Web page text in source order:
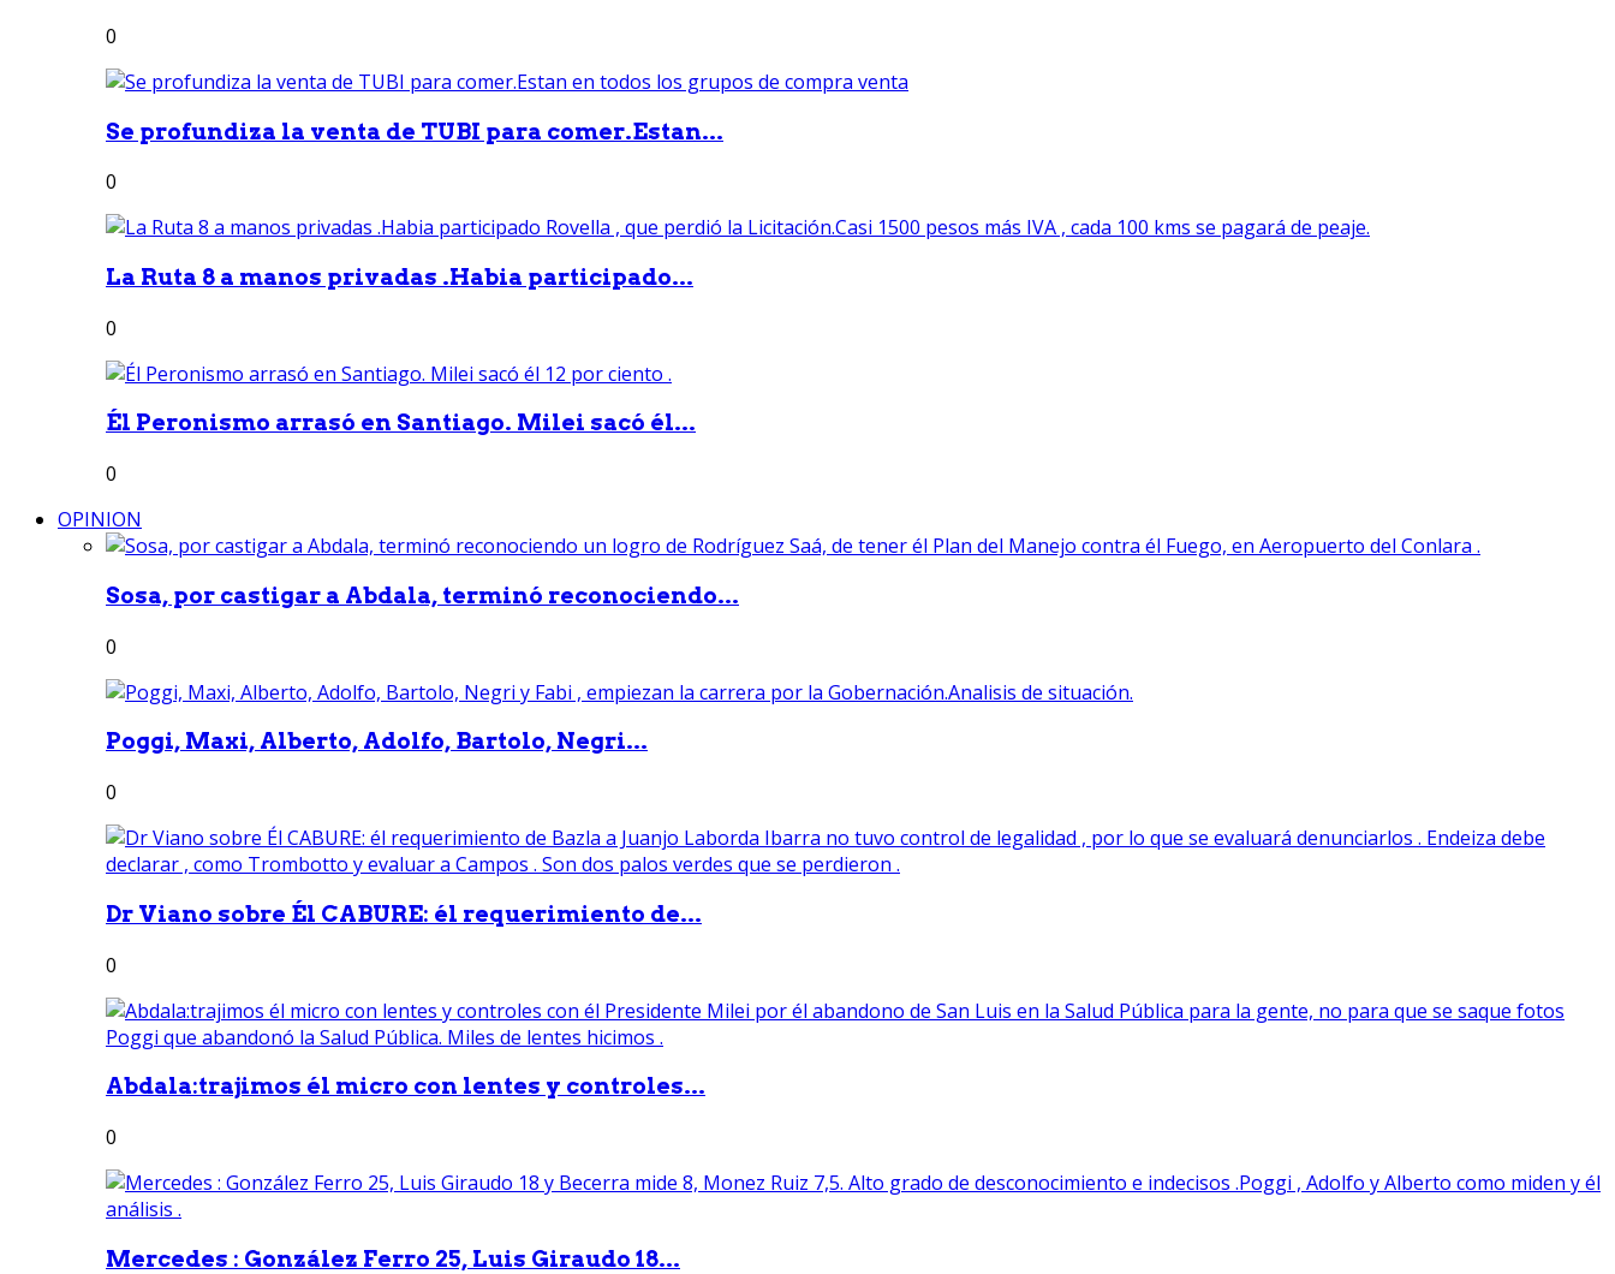
0
Se profundiza la venta de TUBI para comer.Estan...
0
La Ruta 8 a manos privadas .Habia participado...
0
Él Peronismo arrasó en Santiago. Milei sacó él...
0
OPINION
Sosa, por castigar a Abdala, terminó reconociendo...
0
Poggi, Maxi, Alberto, Adolfo, Bartolo, Negri...
0
Dr Viano sobre Él CABURE: él requerimiento de...
0
Abdala:trajimos él micro con lentes y controles...
0
Mercedes : González Ferro 25, Luis Giraudo 18...